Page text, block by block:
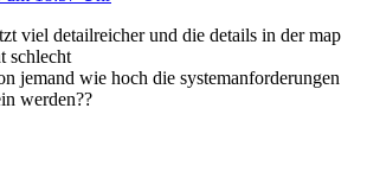
viel detailreicher und die details in der map
schlecht
jemand wie hoch die systemanforderungen
werden??